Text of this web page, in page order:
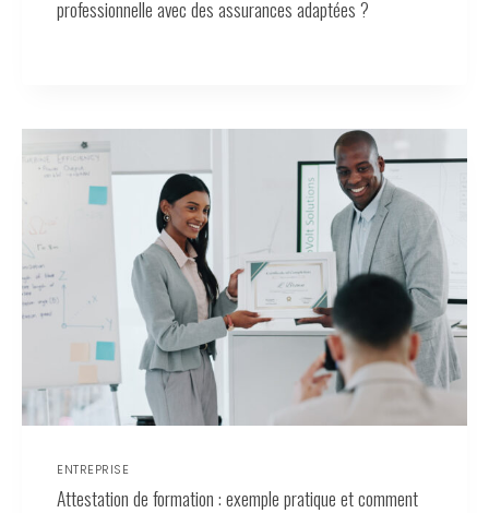
professionnelle avec des assurances adaptées ?
ENTREPRISE
Attestation de formation : exemple pratique et comment